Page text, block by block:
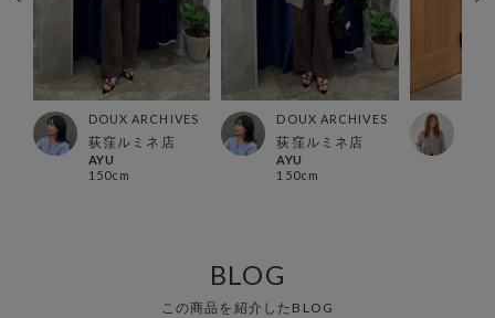
DOUX ARCHIVES
荻窪ルミネ店
AYU
150cm
DOUX ARCHIVES
荻窪ルミネ店
AYU
150cm
BLOG
この商品を紹介したBLOG